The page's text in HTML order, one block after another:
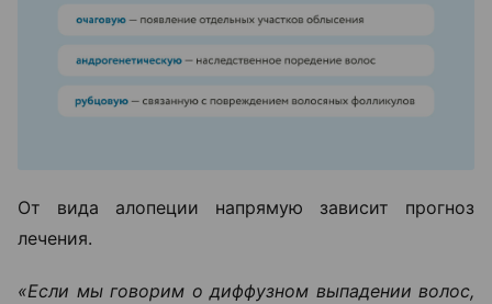
От вида алопеции напрямую зависит прогноз
лечения.
«Если мы говорим о диффузном выпадении волос,